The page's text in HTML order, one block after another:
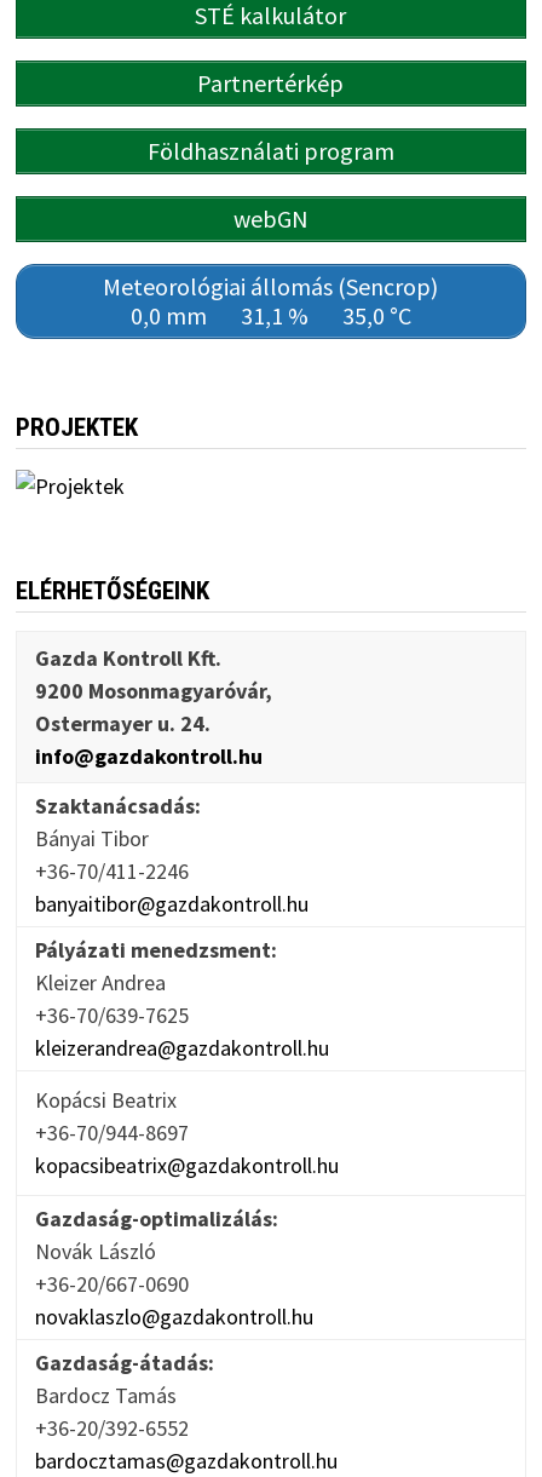
STÉ kalkulátor
Partnertérkép
Földhasználati program
webGN
Meteorológiai állomás (Sencrop)
0,0 mm
31,1 % 35,0 °C
PROJEKTEK
ELÉRHETŐSÉGEINK
Gazda Kontroll Kft.
9200 Mosonmagyaróvár,
Ostermayer u. 24.
info@gazdakontroll.hu
Szaktanácsadás:
Bányai Tibor
+36-70/411-2246
banyaitibor@gazdakontroll.hu
Pályázati menedzsment:
Kleizer Andrea
+36-70/639-7625
kleizerandrea@gazdakontroll.hu
Kopácsi Beatrix
+36-70/944-8697
kopacsibeatrix@gazdakontroll.hu
Gazdaság-optimalizálás:
Novák László
+36-20/667-0690
novaklaszlo@gazdakontroll.hu
Gazdaság-átadás:
Bardocz Tamás
+36-20/392-6552
bardocztamas@gazdakontroll.hu